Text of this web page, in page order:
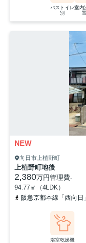
バストイレ
別
室内
NEW
向日市上植野町
上植野町地後
2,380万円管理費-
94.77㎡（4LDK）
阪急京都本線「西向日
浴室乾燥機